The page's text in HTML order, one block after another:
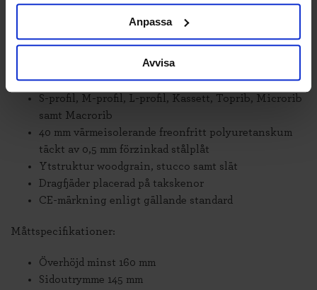
Anpassa
Avvisa
Upp till 3500 x 2500 mm med yta woodgrain eller
stucco
Upp till 3000 x 2500 mm med slät yta
Standardfärger
S-profil, M-profil, L-profil, Kassett, Toprib, Microrib
samt Macrorib
40 mm värmeisolerande freonfritt polyuretanskum
täckt av 0,5 mm förzinkad stålplåt
Ytstruktur woodgrain, stucco samt slät
Dragfjäder placerad på takskenor
CE-märkning enligt gällande standard
Måttspecifikationer:
Överhöjd minst 160 mm
Sidoutrymme 145 mm